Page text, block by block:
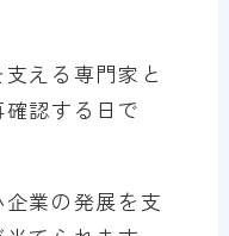
える専門家と
認する日で
業の発展を支